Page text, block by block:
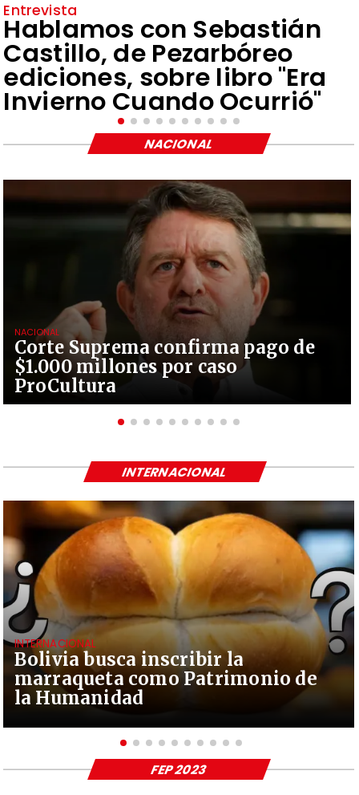
Entrevista
Hablamos con Sebastián
Castillo, de Pezarbóreo
ediciones, sobre libro "Era
Invierno Cuando Ocurrió"
Corte Suprema confirma pago de
$1.000 millones por caso
ProCultura
NACIONAL
NACIONAL
Bolivia busca inscribir la
marraqueta como Patrimonio de
la Humanidad
INTERNACIONAL
INTERNACIONAL
FEP 2023